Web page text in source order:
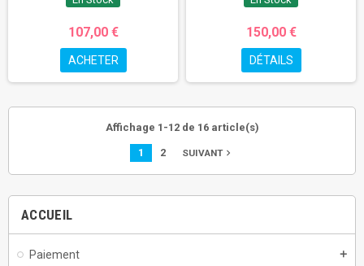
ACCUEIL
Paiement add
107,00 €
ACHETER
150,00 €
DÉTAILS
Affichage 1-12 de 16 article(s)
1 2 SUIVANTnavigate_next